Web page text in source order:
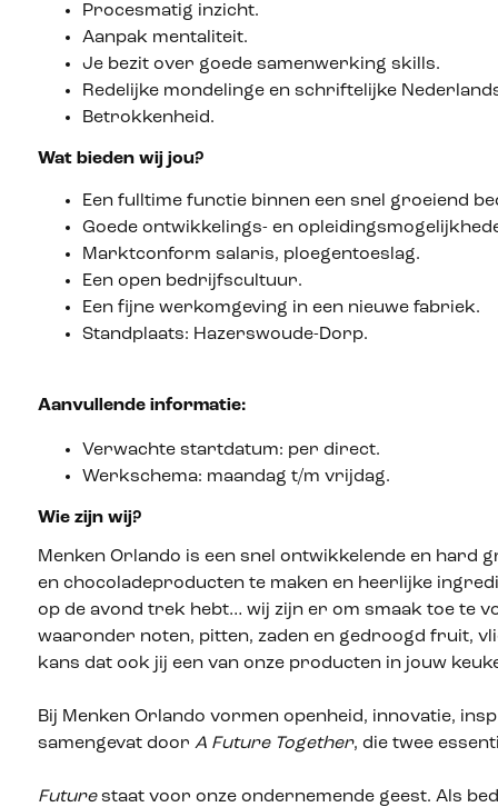
Procesmatig inzicht.
Aanpak mentaliteit.
Je bezit over goede samenwerking skills.
Redelijke mondelinge en schriftelijke
Betrokkenheid.
Wat bieden wij jou?
Een fulltime functie binnen een snel groeiend
Goede ontwikkelings- en
Marktconform salaris, ploegentoeslag.
Een open bedrijfscultuur.
Een fijne werkomgeving in een nieuwe fabriek.
Standplaats: Hazerswoude-Dorp.
Aanvullende informatie:
Verwachte startdatum: per direct.
Werkschema: maandag t/m vrijdag.
Wie zijn wij?
Menken Orlando is een snel ontwikkelende en hard
en chocoladeproducten te maken en heerlijke
op de avond trek hebt… wij zijn er om smaak toe te
waaronder noten, pitten, zaden en gedroogd fruit,
kans dat ook jij een van onze producten in jouw
Bij Menken Orlando vormen openheid, innovatie,
samengevat door A Future Together, die twee
Futurestaat voor onze ondernemende geest. Als